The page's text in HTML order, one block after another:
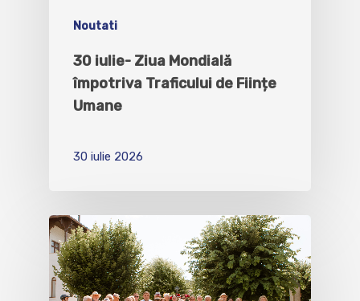
Noutati
30 iulie- Ziua Mondială
împotriva Traficului de Ființe
Umane
30 iulie 2026